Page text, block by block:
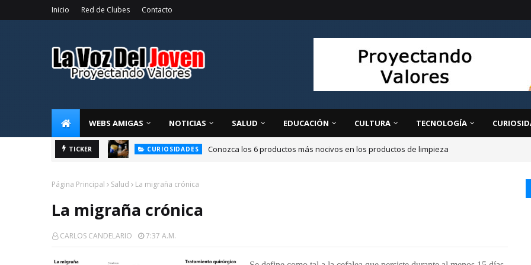
Inicio Red de Clubes Contacto
WEBS AMIGAS NOTICIAS SALUD EDUCACIÓN CULTURA TECNOLOGÍA
TICKER
CURIOSIDADES Conozca los 6 productos más nocivos en los productos de limpieza
Página Principal Salud La migraña crónica
La migraña crónica
CARLOS CANDELARIO 7:37 A.m.